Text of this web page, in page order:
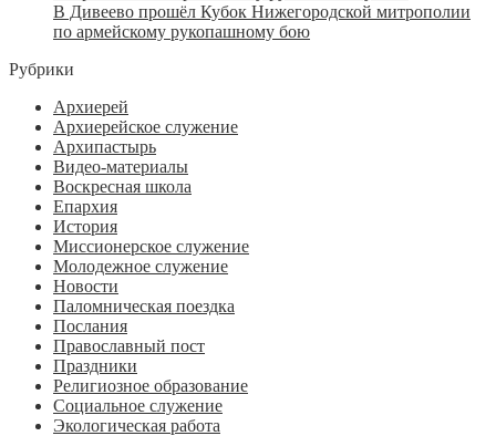
В Дивеево прошёл Кубок Нижегородской митрополии
по армейскому рукопашному бою
Рубрики
Архиерей
Архиерейское служение
Архипастырь
Видео-материалы
Воскресная школа
Епархия
История
Миссионерское служение
Молодежное служение
Новости
Паломническая поездка
Послания
Православный пост
Праздники
Религиозное образование
Социальное служение
Экологическая работа